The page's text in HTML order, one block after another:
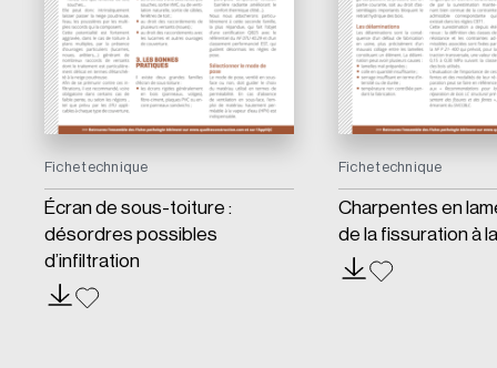
Fiche technique
Écran de sous-toiture :
désordres possibles
d’infiltration
Fiche technique
Charpentes en
de la fissuration à